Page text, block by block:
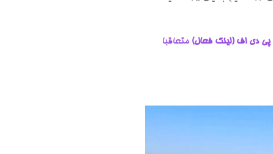
پی دی اف (لینک فعال) متعاقبا